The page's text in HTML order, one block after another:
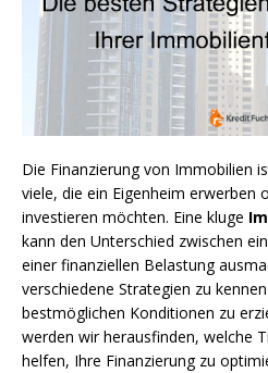
Die Finanzierung von Immobilien
viele, die ein Eigenheim erwerben
investieren möchten. Eine kluge
kann den Unterschied zwischen
einer finanziellen Belastung
verschiedene Strategien zu
bestmöglichen Konditionen zu
werden wir herausfinden, welche
helfen, Ihre Finanzierung zu